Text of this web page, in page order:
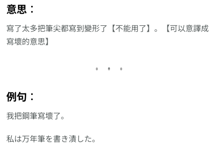
意思︰
寫了太多把筆尖都寫到變形了【不能用了】。【可以意譯成
寫壞的意思】
例句︰
我把鋼筆寫壞了。
私は万年筆を書き潰した。